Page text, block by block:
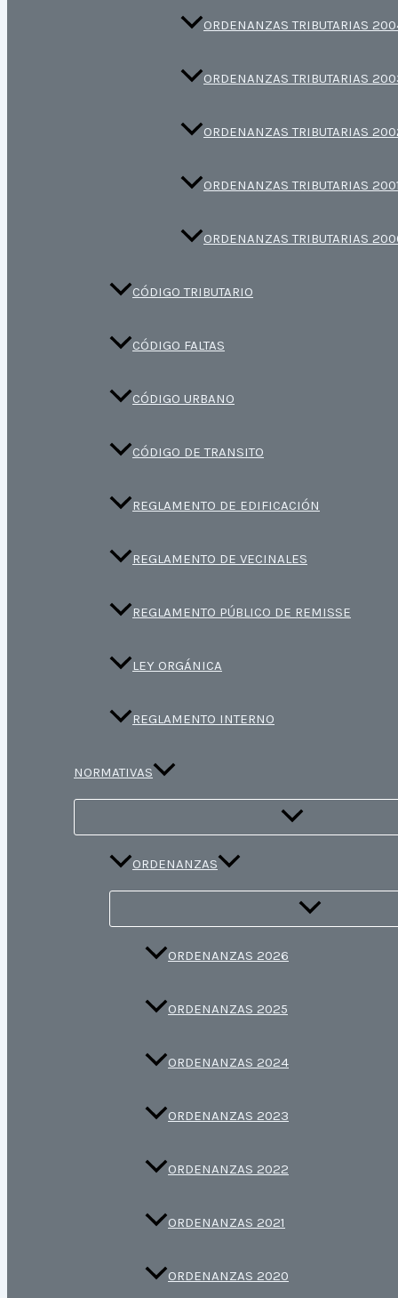
ORDENANZAS TRIBUTARIAS
ORDENANZAS TRIBUTARIAS
ORDENANZAS TRIBUTARIAS
ORDENANZAS TRIBUTARIAS 2001
ORDENANZAS TRIBUTARIAS
CÓDIGO TRIBUTARIO
CÓDIGO FALTAS
CÓDIGO URBANO
CÓDIGO DE TRANSITO
REGLAMENTO DE EDIFICACIÓN
REGLAMENTO DE VECINALES
REGLAMENTO PÚBLICO DE REMISSE
LEY ORGÁNICA
REGLAMENTO INTERNO
NORMATIVAS
ORDENANZAS
ORDENANZAS 2026
ORDENANZAS 2025
ORDENANZAS 2024
ORDENANZAS 2023
ORDENANZAS 2022
ORDENANZAS 2021
ORDENANZAS 2020